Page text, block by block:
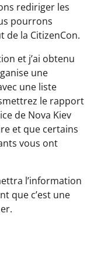
rediriger les
pourrons
de la CitizenCon.
et j’ai obtenu
une
une liste
le rapport
de Nova Kiev
et que certains
vous ont
l’information
que c’est une